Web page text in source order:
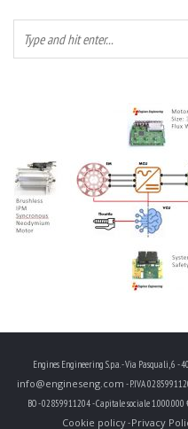
Engines Engineering S.p.a. - Via Pasquali, 6 -
info@engineseng.com - P.IVA
BO - 02859911204 - Capitale sociale 1.000.000 €
Cookie policy-Privacy